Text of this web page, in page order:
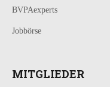
BVPAexperts
Jobbörse
MITGLIEDER